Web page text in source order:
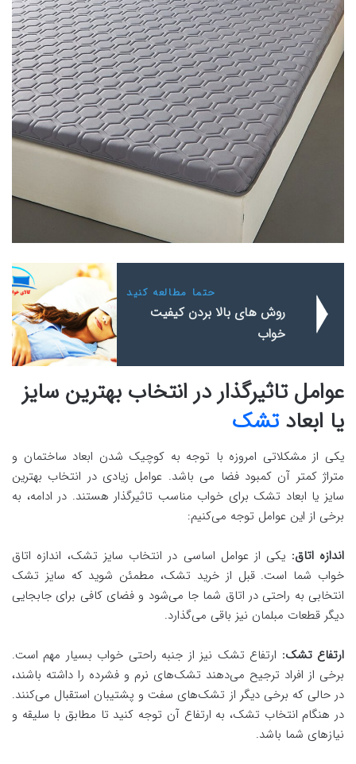
حتما مطالعه کنید
روش های بالا بردن کیفیت
خواب
عوامل تاثیرگذار در انتخاب بهترین سایز
یا ابعادتشک
یکی از مشکلاتی امروزه با توجه به کوچیک شدن ابعاد ساختمان و
متراژ کمتر آن کمبود فضا می باشد. عوامل زیادی در انتخاب بهترین
سایز یا ابعاد تشک برای خواب مناسب تاثیرگذار هستند. در ادامه، به
برخی از این عوامل توجه می‌کنیم:
اندازه اتاق: یکی از عوامل اساسی در انتخاب سایز تشک، اندازه اتاق
خواب شما است. قبل از خرید تشک، مطمئن شوید که سایز تشک
انتخابی به راحتی در اتاق شما جا می‌شود و فضای کافی برای جابجایی
دیگر قطعات مبلمان نیز باقی می‌گذارد.
ارتفاع تشک: ارتفاع تشک نیز از جنبه راحتی خواب بسیار مهم است.
برخی از افراد ترجیح می‌دهند تشک‌های نرم و فشرده را داشته باشند،
در حالی که برخی دیگر از تشک‌های سفت و پشتیبان استقبال می‌کنند.
در هنگام انتخاب تشک، به ارتفاع آن توجه کنید تا مطابق با سلیقه و
نیازهای شما باشد.